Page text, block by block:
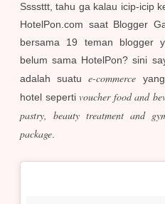
Ssssttt, tahu ga kalau icip-icip
HotelPon.com saat Blogger
bersama 19 teman blogger
belum sama HotelPon? sini
adalah suatue-commerce
hotel sepertivoucher food and
pastry, beauty treatment and
package.